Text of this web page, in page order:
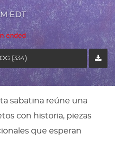
EDT
ended
(334)
sabatina reúne una
con historia, piezas
que esperan